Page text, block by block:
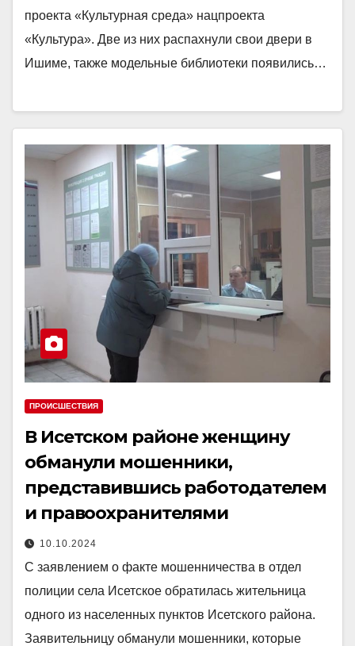
проекта «Культурная среда» нацпроекта
«Культура». Две из них распахнули свои двери в
Ишиме, также модельные библиотеки появились…
ПРОИСШЕСТВИЯ
В Исетском районе женщину
обманули мошенники,
представившись работодателем
и правоохранителями
10.10.2024
С заявлением о факте мошенничества в отдел
полиции села Исетское обратилась жительница
одного из населенных пунктов Исетского района.
Заявительницу обманули мошенники, которые